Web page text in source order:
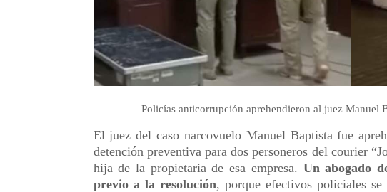
Policías anticorrupción aprehendieron al juez Manuel
El juez del caso narcovuelo Manuel Baptista fue
detención preventiva para dos personeros del courier
hija de la propietaria de esa empresa. Un abogado
previo a la resolución, porque efectivos policiales